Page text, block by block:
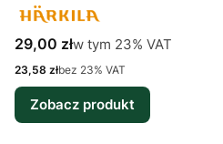
Cena brutto
29,00 złw tym %s VAT
w tym 23% VAT
Cena netto
23,58 złbez 23% VAT
Zobacz produkt